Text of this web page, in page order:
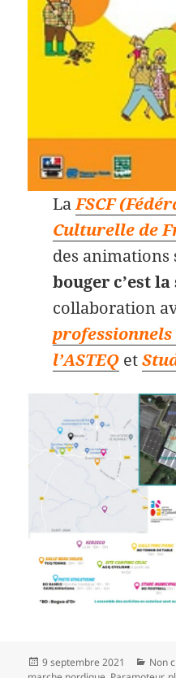
LaFSCF
Culturelle de
des animations
bouger c’est la
collaboration
professionnels
l’ASTEQet
Publié
9 septembre 2021 Non